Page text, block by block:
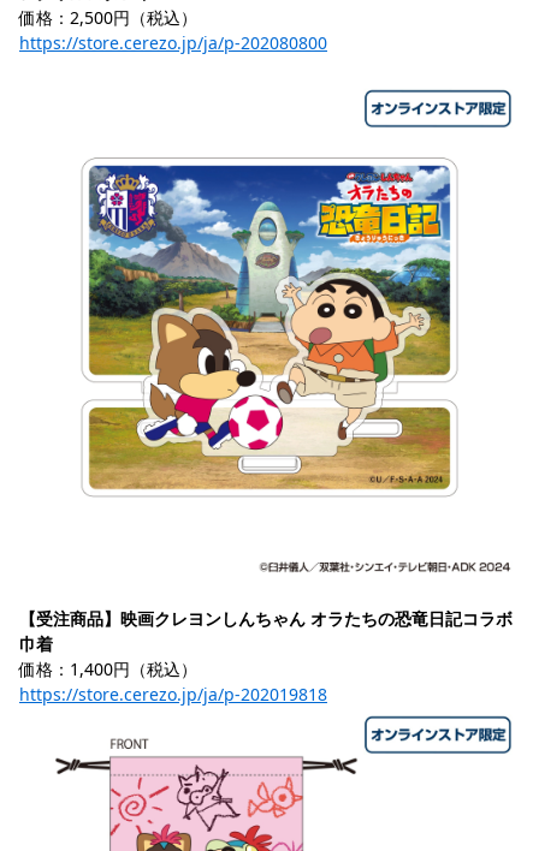
価格：2,500円（税込）
https://store.cerezo.jp/ja/p-202080800
【受注商品】映画クレヨンしんちゃん オラたちの恐竜日記コラボ
巾着
価格：1,400円（税込）
https://store.cerezo.jp/ja/p-202019818